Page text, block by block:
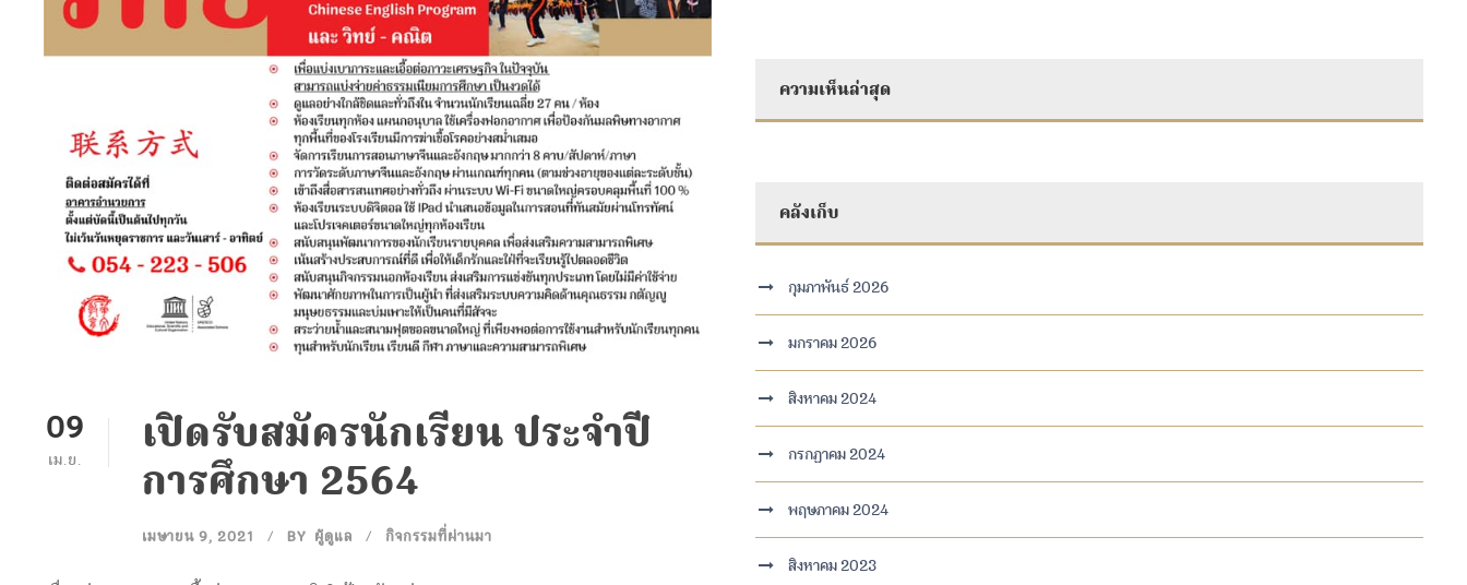
09
เม.ย. เปิดรับสมัครนักเรียน ประจำปี
การศึกษา 2564
เมษายน 9, 2021 BY ผู้ดูแล กิจกรรมที่ผ่านมา
ความเห็นล่าสุด
คลังเก็บ
กุมภาพันธ์ 2026
มกราคม 2026
สิงหาคม 2024
กรกฎาคม 2024
พฤษภาคม 2024
สิงหาคม 2023